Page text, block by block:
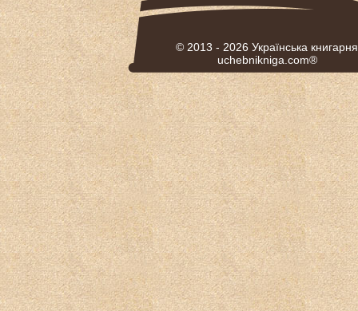
© 2013 - 2026 Українська книгарня
uchebnikniga.com®